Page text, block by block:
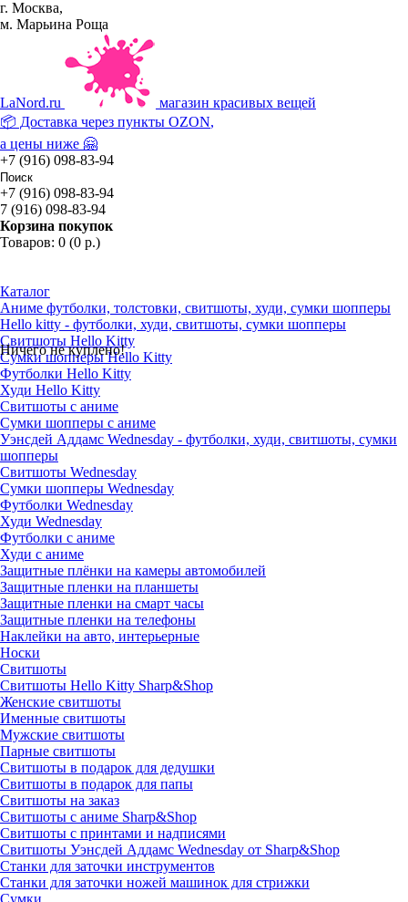
г. Москва,
м. Марьина Роща
LaNord.ru
магазин красивых вещей
📦 Доставка через пункты OZON,
а цены ниже 🤗
+7 (916) 098-83-94
+7 (916) 098-83-94
7 (916) 098-83-94
Корзина покупок
Товаров: 0 (0 р.)
Ничего не куплено!
Каталог
Аниме футболки, толстовки, свитшоты, худи, сумки шопперы
Hello kitty - футболки, худи, свитшоты, сумки шопперы
Свитшоты Hello Kitty
Сумки шопперы Hello Kitty
Футболки Hello Kitty
Худи Hello Kitty
Свитшоты с аниме
Сумки шопперы с аниме
Уэнсдей Аддамс Wednesday - футболки, худи, свитшоты, сумки
шопперы
Свитшоты Wednesday
Сумки шопперы Wednesday
Футболки Wednesday
Худи Wednesday
Футболки с аниме
Худи с аниме
Защитные плёнки на камеры автомобилей
Защитные пленки на планшеты
Защитные пленки на смарт часы
Защитные пленки на телефоны
Наклейки на авто, интерьерные
Носки
Свитшоты
Cвитшоты Hello Kitty Sharp&Shop
Женские свитшоты
Именные свитшоты
Мужские свитшоты
Парные свитшоты
Свитшоты в подарок для дедушки
Свитшоты в подарок для папы
Свитшоты на заказ
Свитшоты с аниме Sharp&Shop
Свитшоты с принтами и надписями
Свитшоты Уэнсдей Аддамс Wednesday от Sharp&Shop
Станки для заточки инструментов
Станки для заточки ножей машинок для стрижки
Сумки